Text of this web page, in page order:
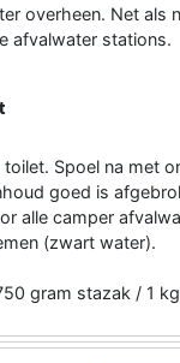
overheen. Net als
afvalwater stations.
Spoel na met
goed is
alle camper
(zwart water).
gram stazak / 1